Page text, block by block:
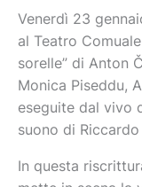
Venerdì 23
al Teatro
sorelle” di Anton
Monica Piseddu,
eseguite dal vivo
suono di
In questa